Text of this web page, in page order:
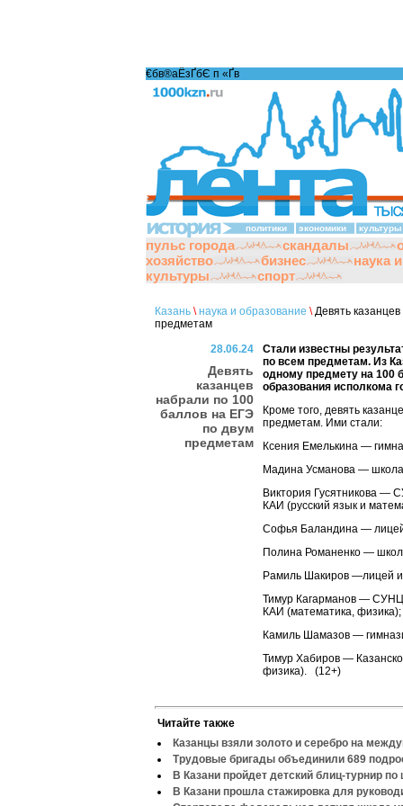
€бв®аЁзҐбЄ п «Ґ­в
политики экономики культуры
пульс города скандалы
хозяйство
бизнес наука
культуры
спорт
Казань \ наука и образование \Девять
предметам
28.06.24
Девять
казанцев
набрали по 100
баллов на ЕГЭ
по двум
предметам
Стали известны
по всем предметам. Из
одному предмету на 100
образования исполкома
Кроме того, девять
предметам. Ими стали:
Ксения Емелькина —
Мадина Усманова —
Виктория Гусятникова —
КАИ (русский язык и
Софья Баландина —
Полина Романенко —
Рамиль Шакиров —лицей
Тимур Кагарманов —
КАИ (математика, физика);
Камиль Шамазов —
Тимур Хабиров —
физика). (12+)
Читайте также
Казанцы взяли золото и серебро на
Трудовые бригады объединили 689
В Казани пройдет детский блиц-турнир
В Казани прошла стажировка для